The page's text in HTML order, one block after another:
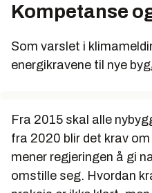
Kompetanse
Som varslet i
energikravene til nye
Fra 2015 skal alle
fra 2020 blir det krav
mener regjeringen å gi
omstille seg. Hvordan